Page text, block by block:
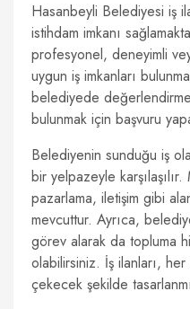
Hasanbeyli Belediyesi iş
istihdam imkanı
profesyonel, deneyimli
uygun iş imkanları
belediyede
bulunmak için başvuru
Belediyenin sunduğu iş
bir yelpazeyle
pazarlama, iletişim gibi
mevcuttur. Ayrıca,
görev alarak da topluma
olabilirsiniz. İş ilanları,
çekecek şekilde